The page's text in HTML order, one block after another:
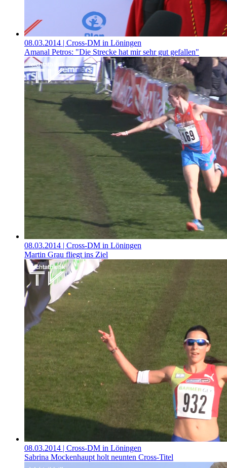
08.03.2014 | Cross-DM in Löningen
Amanal Petros: "Die Strecke hat mir sehr gut gefallen"
08.03.2014 | Cross-DM in Löningen
Martin Grau fliegt ins Ziel
08.03.2014 | Cross-DM in Löningen
Sabrina Mockenhaupt holt neunten Cross-Titel